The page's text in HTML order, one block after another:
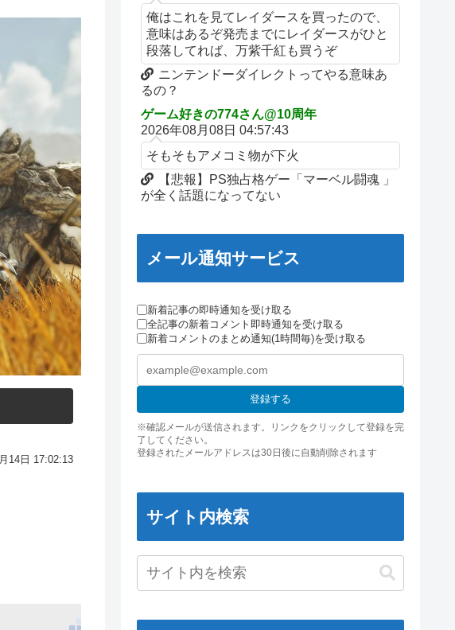
さと怒りを感
〇な展開を
た」←コレっ
14日 17:02:13
俺はこれを見てレイダースを買ったので、
意味はあるぞ発売までにレイダースがひと
段落してれば、万紫千紅も買うぞ
ニンテンドーダイレクトってやる意味あ
るの？
ゲーム好きの774さん@10周年
2026年08月08日 04:57:43
そもそもアメコミ物が下火
【悲報】PS独占格ゲー「マーベル闘魂 」
が全く話題になってない
メール通知サービス
新着記事の即時通知を受け取る
全記事の新着コメント即時通知を受け取る
新着コメントのまとめ通知(1時間毎)を受け取る
登録する
※確認メールが送信されます。リンクをクリックして登録を完
了してください。
登録されたメールアドレスは30日後に自動削除されます
サイト内検索